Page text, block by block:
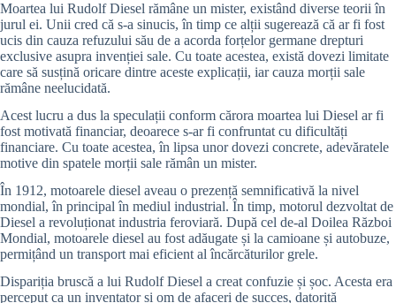
Moartea lui Rudolf Diesel rămâne un mister, existând diverse teorii în
jurul ei. Unii cred că s-a sinucis, în timp ce alții sugerează că ar fi fost
ucis din cauza refuzului său de a acorda forțelor germane drepturi
exclusive asupra invenției sale. Cu toate acestea, există dovezi limitate
care să susțină oricare dintre aceste explicații, iar cauza morții sale
rămâne neelucidată.
Acest lucru a dus la speculații conform cărora moartea lui Diesel ar fi
fost motivată financiar, deoarece s-ar fi confruntat cu dificultăți
financiare. Cu toate acestea, în lipsa unor dovezi concrete, adevăratele
motive din spatele morții sale rămân un mister.
În 1912, motoarele diesel aveau o prezență semnificativă la nivel
mondial, în principal în mediul industrial. În timp, motorul dezvoltat de
Diesel a revoluționat industria feroviară. După cel de-al Doilea Război
Mondial, motoarele diesel au fost adăugate și la camioane și autobuze,
permițând un transport mai eficient al încărcăturilor grele.
Dispariția bruscă a lui Rudolf Diesel a creat confuzie și șoc. Acesta era
perceput ca un inventator și om de afaceri de succes, datorită